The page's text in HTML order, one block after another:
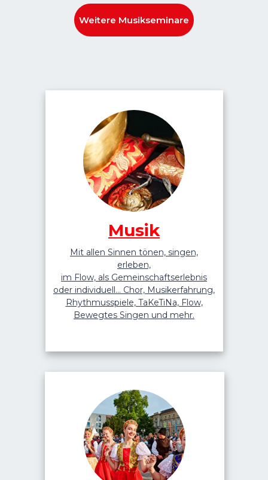
Weitere Musikseminare
Mit allen Sinnen tönen, singen,
erleben,
im Flow, als Gemeinschaftserlebnis
oder individuell... Chor, Musikerfahrung,
Rhythmusspiele, TaKeTiNa, Flow,
Bewegtes Singen und mehr.
Musik